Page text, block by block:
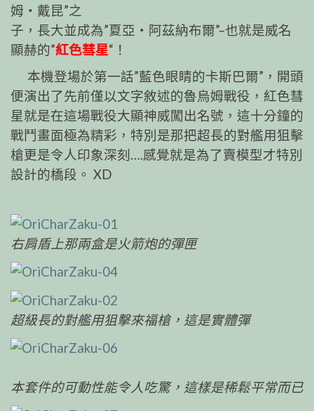
姆‧戴昆”之
子，長大並成為”夏亞‧阿茲納布爾”–也就是威名
顯赫的”紅色彗星“！
本機登場於第一話”藍色眼睛的卡斯巴爾”，開頭
便演出了先前僅以文字敘述的魯烏姆戰役，紅色彗
星就是在這場戰役大顯神威闖出名號，這十分鐘的
戰鬥畫面極為精彩，特別是那把超長的對艦用狙擊
槍更是令人印象深刻….感覺就是為了賣模型才特別
設計的橋段。 XD
右肩盾上那兩盒是火箭炮的彈匣
超級長的對艦用狙擊來福槍，這是實體彈
本套件的可動性能令人吃驚，這樣是稀鬆平常而已